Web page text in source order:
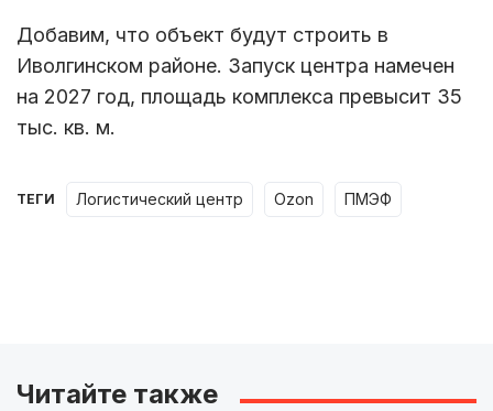
Добавим, что объект будут строить в
Иволгинском районе. Запуск центра намечен
на 2027 год, площадь комплекса превысит 35
тыс. кв. м.
ТЕГИ логистический центр Ozon ПМЭФ
Читайте также